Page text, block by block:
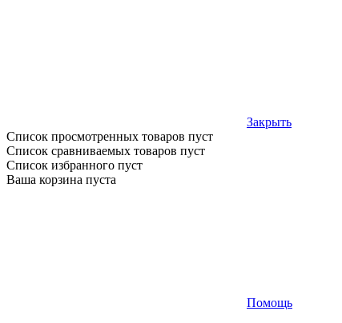
Закрыть
Список просмотренных товаров пуст
Список сравниваемых товаров пуст
Список избранного пуст
Ваша корзина пуста
Помощь